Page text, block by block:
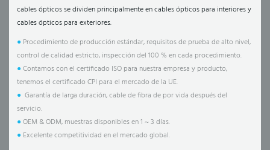
cables ópticos se dividen principalmente en cables ópticos para interiores y
cables ópticos para exteriores.
● Procedimiento de producción estándar, requisitos de prueba de alto nivel,
control de calidad estricto, inspección del 100 % en cada procedimiento.
●Contamos con el certificado ISO para nuestra empresa y producto,
tenemos el certificado CPI para el mercado de la UE.
● Garantía de larga duración, cable de fibra de por vida después del
servicio.
●OEM & ODM, muestras disponibles en 1 ~ 3 días.
● Excelente competitividad en el mercado global.